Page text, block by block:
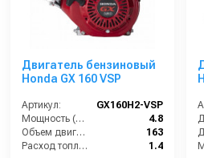
Двигатель бензиновый
Honda GX 160 VSP
Артикул:
GX160H2-VSP
Мощность (л/с):
4.8
Объем двигателя (см3):
163
Расход топлива (л/ч):
1.4